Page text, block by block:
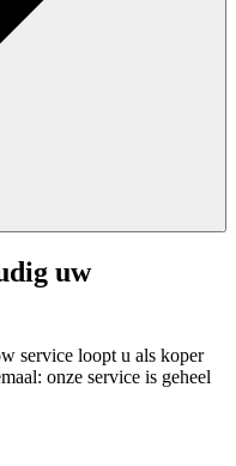
uw
service loopt u als koper
onze service is geheel